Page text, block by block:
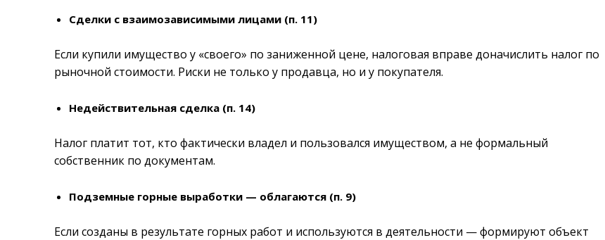
Сделки с взаимозависимыми лицами (п. 11)
Если купили имущество у «своего» по заниженной цене, налоговая вправе доначислить налог по
рыночной стоимости. Риски не только у продавца, но и у покупателя.
Недействительная сделка (п. 14)
Налог платит тот, кто фактически владел и пользовался имуществом, а не формальный
собственник по документам.
Подземные горные выработки — облагаются (п. 9)
Если созданы в результате горных работ и используются в деятельности — формируют объект